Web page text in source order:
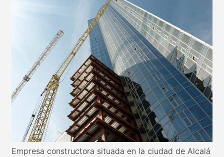
Empresa constructora situada en la ciudad de Alcalá